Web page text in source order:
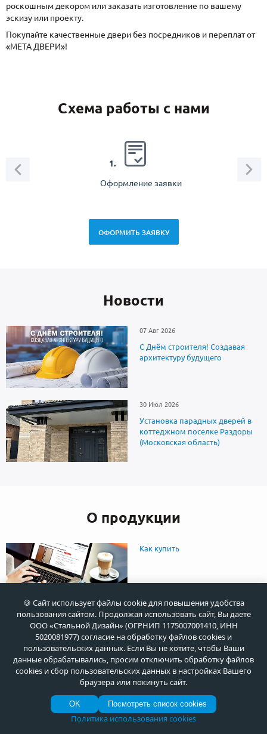
роскошным декором или заказать изготовление по вашему
эскизу или проекту.
Покупайте качественные двери без посредников и переплат от
«МЕТА ДВЕРИ»!
Схема работы с нами
1.
Оформление заявки
ОФОРМИТЬ ЗАЯВКУ
Новоcти
07 Авг 2026
С Днём строителя! Создавая
архитектуру будущего
30 Июл 2026
Установка парадных дверей в
коттеджном поселке Раздоры
(Московская область)
О продукции
Как купить
Тренды в дизайне входных
дверей в 2023 году
🍪 Сайт использует файлы cookie для повышения удобства
пользования сайтом. Продолжая использовать сайт, Вы даете
ООО «Стальной Дизайн» (ОГРНИП 1175007001410, ИНН
5020081977) согласие на обработку файлов cookies и
пользовательских данных. Если Вы не хотите, чтобы Ваши
данные обрабатывались, просим отключить обработку файлов
cookies и сбор пользовательских данных в настройках Вашего
браузера или покинуть сайт.
OK Посмотреть список cookies
Политика использования cookies